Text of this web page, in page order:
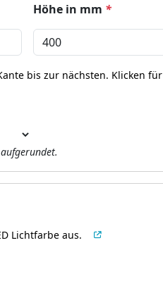
Höhe in mm *
bis zur nächsten. Klicken für
Lichtfarbe aus.